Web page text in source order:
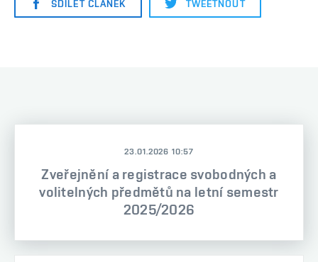
SDÍLET ČLÁNEK TWEETNOUT
23.01.2026 10:57
Zveřejnění a registrace svobodných a
volitelných předmětů na letní semestr
2025/2026